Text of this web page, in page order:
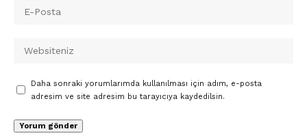
Daha sonraki yorumlarımda kullanılması için adım, e-posta
adresim ve site adresim bu tarayıcıya kaydedilsin.